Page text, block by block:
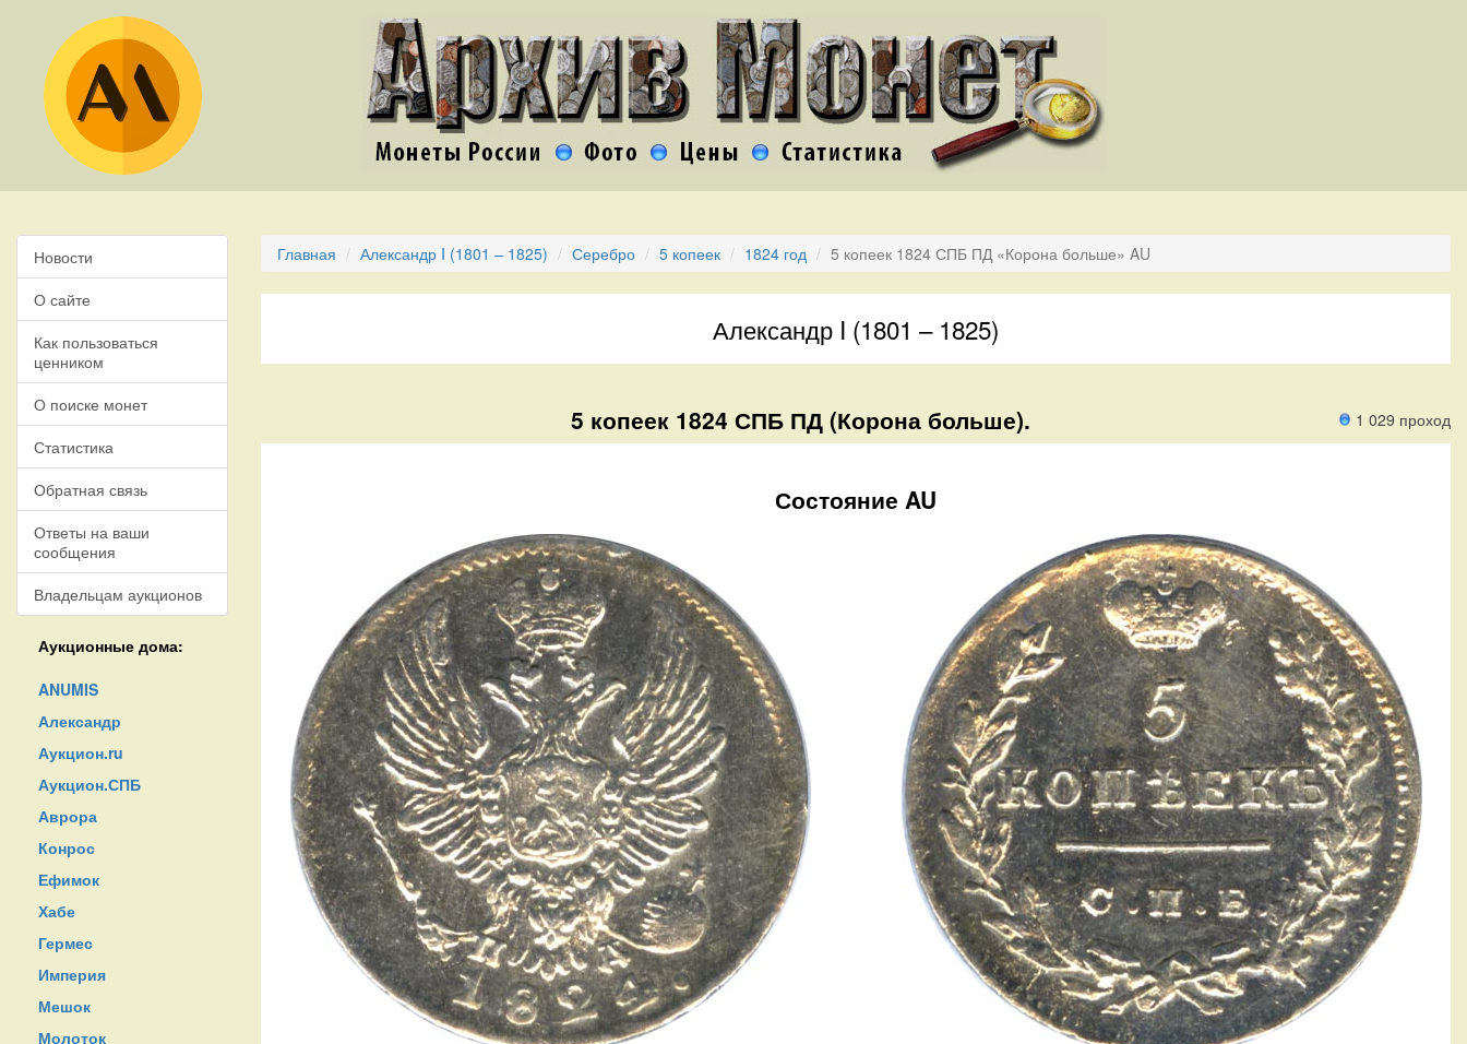
Новости
О сайте
Как пользоваться
ценником
О поиске монет
Статистика
Обратная связь
Ответы на ваши
сообщения
Владельцам аукционов
Аукционные дома:
ANUMIS
Александр
Аукцион.ru
Аукцион.СПБ
Аврора
Конрос
Ефимок
Хабе
Гермес
Империя
Мешок
Молоток
Главная Александр I (1801 – 1825) Серебро 5 копеек 1824 год 5 копеек 1824 СПБ ПД «Корона больше» AU
Александр I (1801 – 1825)
1 029 проход
5 копеек 1824 СПБ ПД (Корона больше).
Состояние AU